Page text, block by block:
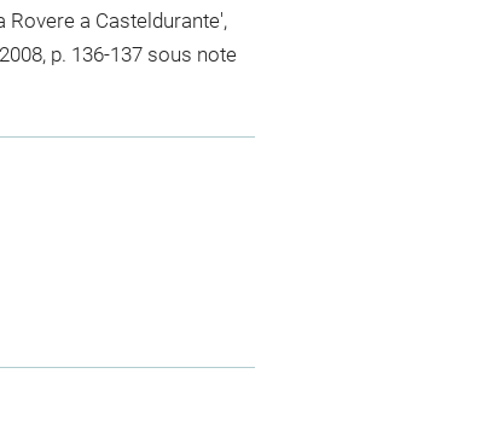
Rovere a Casteldurante',
p. 136-137 sous note